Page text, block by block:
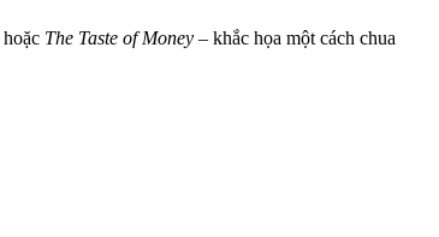
hoặc The Taste of Money – khắc họa một cách chua